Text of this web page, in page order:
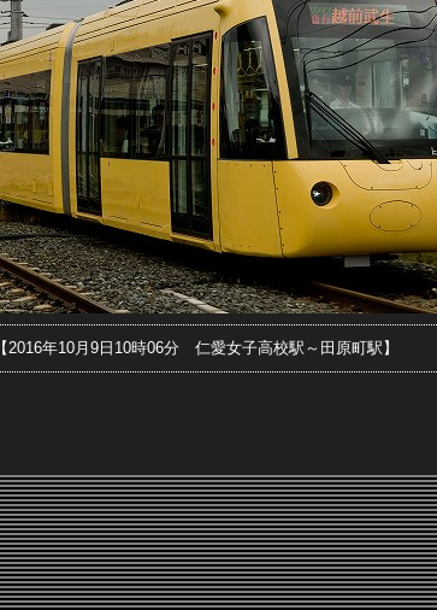
【2016年10月9日10時06分 仁愛女子高校駅～田原町駅】